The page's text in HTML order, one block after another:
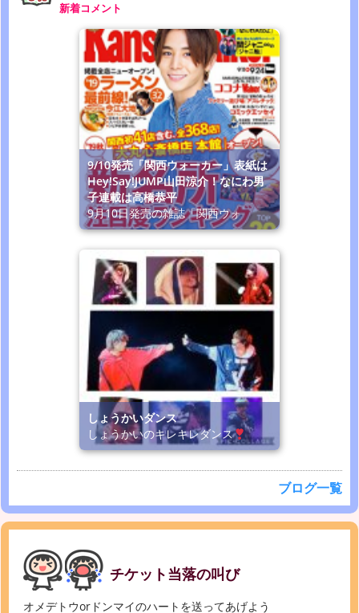
新着コメント
9/10発売「関西ウォーカー」表紙は
Hey!Say!JUMP山田涼介！なにわ男
子連載は高橋恭平
9月10日発売の雑誌「関西ウォ
しょうかいダンス
しょうかいのキレキレダンス
ブログ一覧
チケット当落の叫び
オメデトウorドンマイのハートを送ってあげよう